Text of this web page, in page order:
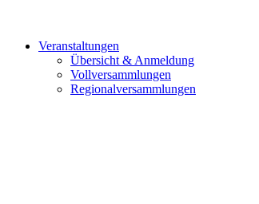
Veranstaltungen
Übersicht & Anmeldung
Vollversammlungen
Regionalversammlungen